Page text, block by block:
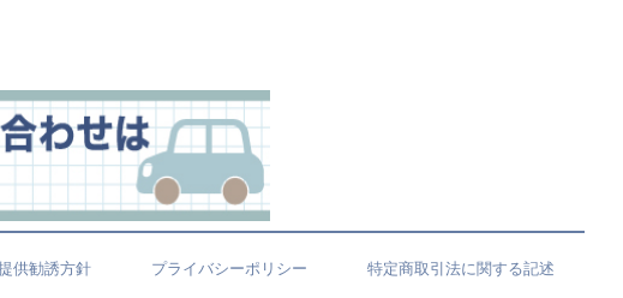
供勧誘方針 プライバシーポリシー 特定商取引法に関する記述